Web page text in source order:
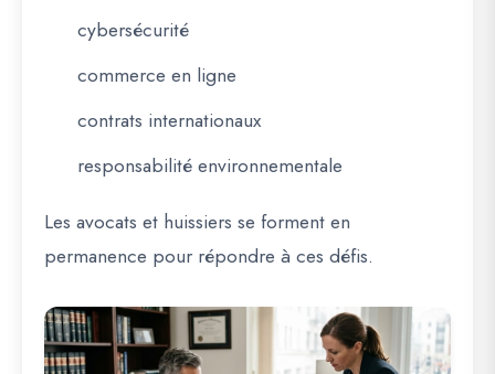
cybersécurité
commerce en ligne
contrats internationaux
responsabilité environnementale
Les avocats et huissiers se forment en
permanence pour répondre à ces défis.